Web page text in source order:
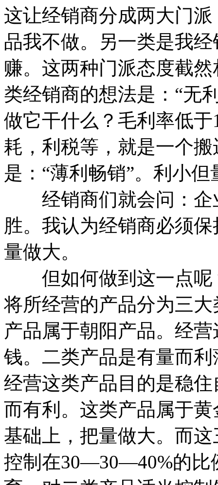
这让经销商分成两大门
品我不做。另一类是我
赚。这两种门派态度截
类经销商的想法是：“无
做它干什么？毛利率低
耗，利税等，就是一个
是：“薄利畅销”。利小
经销商们就会问：企
胜。我认为经销商必须
量做大。
但如何做到这一点呢
将所经营的产品分为三
产品属于朝阳产品。经
钱。二类产品是有量而
经营这类产品目的是稳
而有利。这类产品属于
基础上，把量做大。而
控制在30—30—40%的比